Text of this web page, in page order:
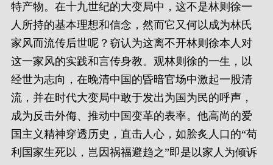
特产物。在十九世纪的大变局中，这不是林则徐一
人所持的基本理想和信念，然而它又何以成为林氏
家风而流传后世呢？窃认为这离不开林则徐本人对
这一家风的实践和言传身教。观林则徐的一生，以
经世为志向，在晚清中国的昏暗官场中激起一股清
流，并在时代大变局中敢于发出为国为民的呼声，
成为反击外侮、推动中国变革的表率。他高尚的爱
国主义精神穿透历史，直击人心，如脍炙人口的“苟
利国家生死以，岂因祸福避趋之”即是以家人为倾诉